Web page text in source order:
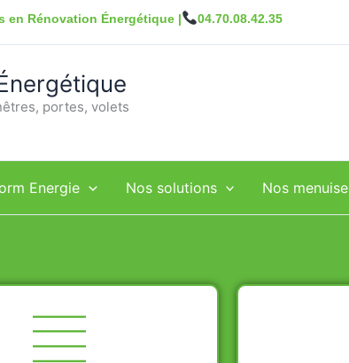
en Rénovation Énergétique | 04.70.08.42.35
portes, volets
Energie Nos solutions Nos